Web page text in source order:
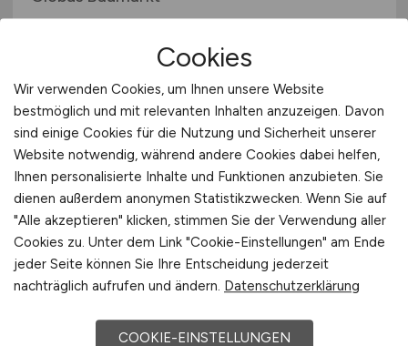
Rüsselsheim am Main
1
Stadt:Mainz
Einwohner:ca. 220.000
Verkehrsanbindungen:Autobahnen A60, A 643
und A 63, Bundesstraßen B 9 und B 40, Mainzer
Hauptbahnhof, Flughafen Frankfurt
Cookies
Wir verwenden Cookies, um Ihnen unsere Website
bestmöglich und mit relevanten Inhalten anzuzeigen. Davon
sind einige Cookies für die Nutzung und Sicherheit unserer
Website notwendig, während andere Cookies dabei helfen,
Ihnen personalisierte Inhalte und Funktionen anzubieten. Sie
dienen außerdem anonymen Statistikzwecken. Wenn Sie auf
"Alle akzeptieren" klicken, stimmen Sie der Verwendung aller
Cookies zu. Unter dem Link "Cookie-Einstellungen" am Ende
jeder Seite können Sie Ihre Entscheidung jederzeit
nachträglich aufrufen und ändern. Datenschutzerklärung
COOKIE-EINSTELLUNGEN